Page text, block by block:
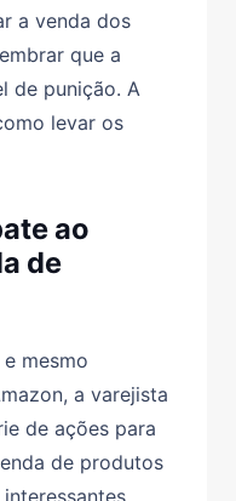
a venda dos
que a
de punição. A
levar os
ao
de
mesmo
a varejista
de ações para
de produtos